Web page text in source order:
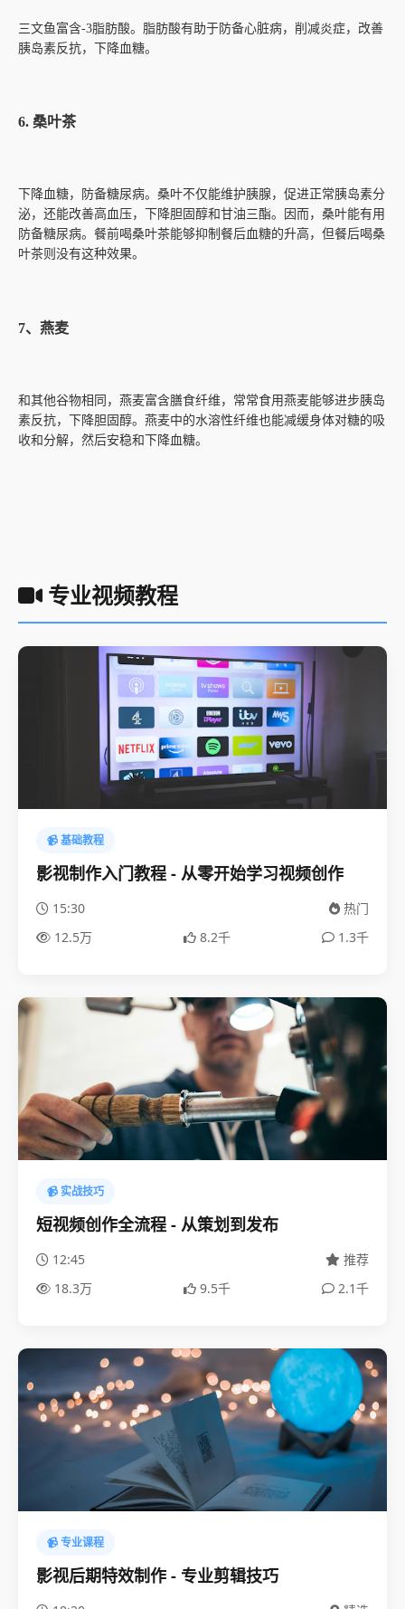
三文鱼富含-3脂肪酸。脂肪酸有助于防备心脏病，削减炎症，改善
胰岛素反抗，下降血糖。
6. 桑叶茶
下降血糖，防备糖尿病。桑叶不仅能维护胰腺，促进正常胰岛素分
泌，还能改善高血压，下降胆固醇和甘油三酯。因而，桑叶能有用
防备糖尿病。餐前喝桑叶茶能够抑制餐后血糖的升高，但餐后喝桑
叶茶则没有这种效果。
7、燕麦
和其他谷物相同，燕麦富含膳食纤维，常常食用燕麦能够进步胰岛
素反抗，下降胆固醇。燕麦中的水溶性纤维也能减缓身体对糖的吸
收和分解，然后安稳和下降血糖。
专业视频教程
📹 基础教程
影视制作入门教程 - 从零开始学习视频创作
15:30
热门
12.5万
8.2千 1.3千
📹 实战技巧
短视频创作全流程 - 从策划到发布
12:45
推荐
18.3万
9.5千 2.1千
📹 专业课程
影视后期特效制作 - 专业剪辑技巧